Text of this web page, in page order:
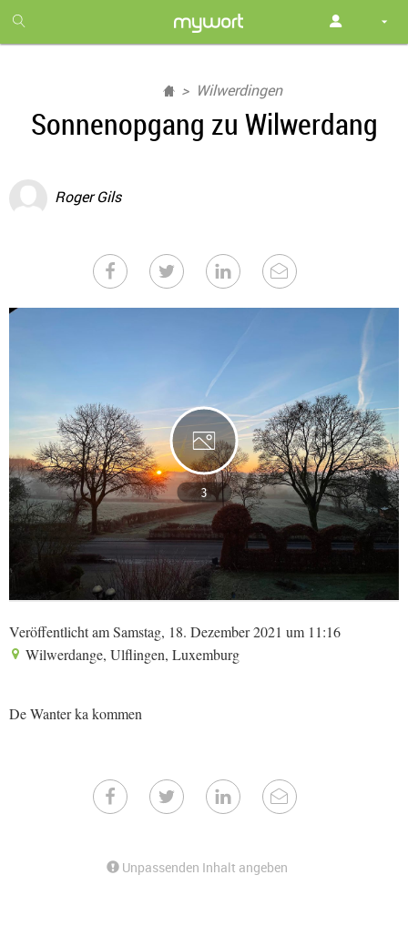
month
free
Wilwerdingen
Sonnenopgang zu Wilwerdang
Roger Gils
3
Veröffentlicht am Samstag, 18. Dezember 2021 um 11:16
Wilwerdange, Ulflingen, Luxemburg
De Wanter ka kommen
Unpassenden Inhalt angeben